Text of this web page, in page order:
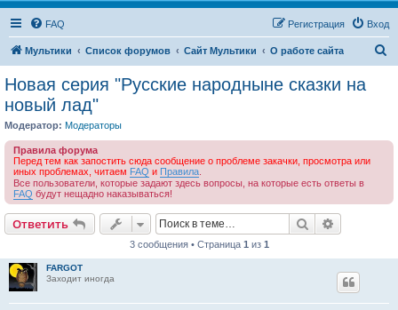
FAQ Вход
Регистрация
Мультики Список форумов Сайт Мультики О работе сайта
Новая серия "Русские народныне сказки на
новый лад"
Модератор: Модераторы
Правила форума
Перед тем как запостить сюда сообщение о проблеме закачки, просмотра или
иных проблемах, читаем FAQ и Правила
Все пользователи, которые задают здесь вопросы, на которые есть ответы в
FAQ будут нещадно наказываться!
Ответить Поиск
3 сообщения • Страница 1 из 1
FARGOT
Заходит иногда